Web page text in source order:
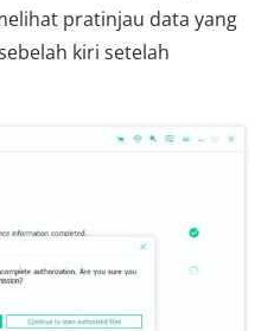
pratinjau data yang
kiri setelah